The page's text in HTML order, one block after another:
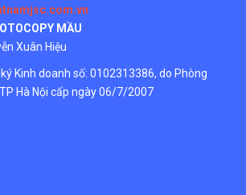
MẦU
Xuân Hiệu
Kinh doanh số: 0102313386, do Phòng
Hà Nội cấp ngày 06/7/2007